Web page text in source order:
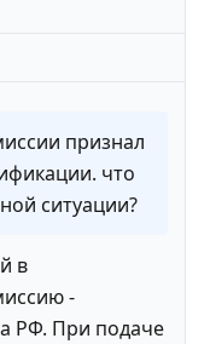
признал
что
ситуации?
в
-
РФ. При подаче